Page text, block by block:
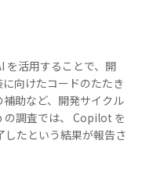
を活用することで、開
向けたコードのたたき
助など、開発サイクル
の調査では、 Copilot を
たという結果が報告さ